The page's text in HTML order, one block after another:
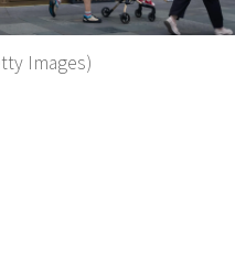
Images)